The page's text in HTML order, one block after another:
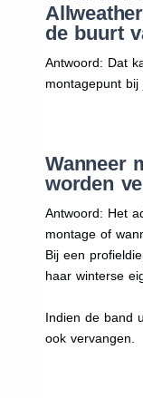
de buurt
Antwoord: Dat
montagepunt bij
Wanneer
worden
Antwoord: Het
montage of
Bij een
haar winterse
Indien de band
ook vervangen.